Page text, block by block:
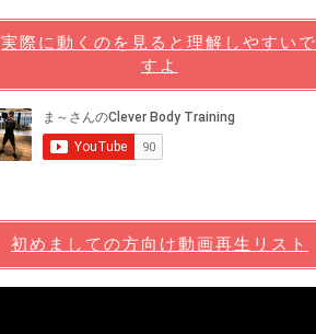
実際に動くのを見ると理解しやすいで
すよ
初めましての方向け動画再生リスト